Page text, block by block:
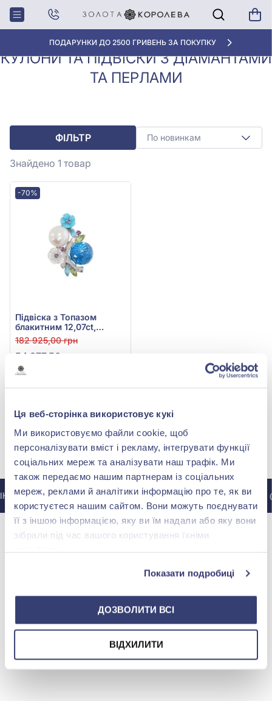
Ця веб-сторінка використовує кукі
Ми використовуємо файли cookie, щоб
персоналізувати вміст і рекламу, інтегрувати функції
соціальних мереж та аналізувати наш трафік. Ми
також передаємо нашим партнерам із соціальних
мереж, реклами й аналітики інформацію про те, як ви
користуєтеся нашим сайтом. Вони можуть поєднувати
її з іншою інформацією, яку ви їм надали або яку вони
зібрали під час вашого користування їхніми
Показати подробиці
ДОЗВОЛИТИ ВСІ
ВІДХИЛИТИ
ПОДАРУНКИ ДО 2500 ГРИВЕНЬ ЗА ПОКУПКУ
Головна
Кулони, Підвіски з
діамантами
Кулони та підвіски з
діамантами та перлами
КУЛОНИ ТА ПІДВІСКИ З ДІАМАНТАМИ
ТА ПЕРЛАМИ
ФІЛЬТР По новинкам
Знайдено 1 товар
-70%
Підвіска з Топазом
блакитним 12,07ct,
Перлиною культ.прісн.,
Аметистом 0,11ct,
Бірюзою 0,9ct,
Хризолітом 0,3ct та
Перламутром 0,71ct із
182 925,00 грн
54 877,50 грн
(арт. 11-Р30071А-9)
МИ У INSTAGRAM
@ZOLOTAKOROLEVA ДО ІНСТАГРАМУ